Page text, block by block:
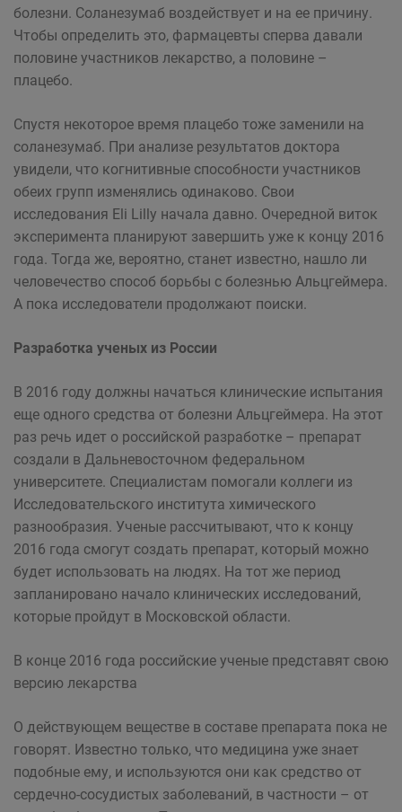
болезни. Соланезумаб воздействует и на ее причину.
Чтобы определить это, фармацевты сперва давали
половине участников лекарство, а половине –
плацебо.
Спустя некоторое время плацебо тоже заменили на
соланезумаб. При анализе результатов доктора
увидели, что когнитивные способности участников
обеих групп изменялись одинаково. Свои
исследования Eli Lilly начала давно. Очередной виток
эксперимента планируют завершить уже к концу 2016
года. Тогда же, вероятно, станет известно, нашло ли
человечество способ борьбы с болезнью Альцгеймера.
А пока исследователи продолжают поиски.
Разработка ученых из России
В 2016 году должны начаться клинические испытания
еще одного средства от болезни Альцгеймера. На этот
раз речь идет о российской разработке – препарат
создали в Дальневосточном федеральном
университете. Специалистам помогали коллеги из
Исследовательского института химического
разнообразия. Ученые рассчитывают, что к концу
2016 года смогут создать препарат, который можно
будет использовать на людях. На тот же период
запланировано начало клинических исследований,
которые пройдут в Московской области.
В конце 2016 года российские ученые представят свою
версию лекарства
О действующем веществе в составе препарата пока не
говорят. Известно только, что медицина уже знает
подобные ему, и используются они как средство от
сердечно-сосудистых заболеваний, в частности – от